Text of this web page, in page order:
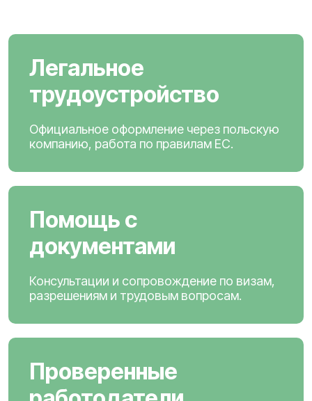
Легальное
трудоустройство
Официальное оформление через польскую
компанию, работа по правилам ЕС.
Помощь с
документами
Консультации и сопровождение по визам,
разрешениям и трудовым вопросам.
Проверенные